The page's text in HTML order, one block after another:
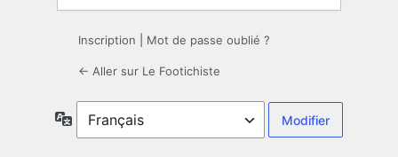
Inscription Mot de passe oublié ?
← Aller sur Le Footichiste
Langue